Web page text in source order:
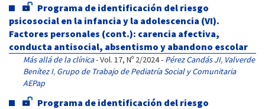
Programa de identificación del riesgo
psicosocial en la infancia y la adolescencia (VI).
Factores personales (cont.): carencia afectiva,
conducta antisocial, absentismo y abandono escolar
Más allá de la clínica- Vol. 17, Nº 2/2024 - Pérez Candás JI, Valverde
Benítez I, Grupo de Trabajo de Pediatría Social y Comunitaria
AEPap
Programa de identificación del riesgo